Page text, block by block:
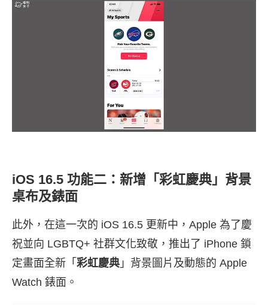
iOS 16.5 功能二：新增「彩虹慶典」背景
桌布及錶面
此外，在這一次的 iOS 16.5 更新中，Apple 為了慶
祝並向 LGBTQ+ 社群文化致敬，推出了 iPhone 鎖
定畫面全新「 彩虹慶典 」背景圖片及動態的 Apple
Watch 錶面。